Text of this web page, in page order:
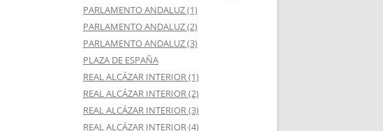
PARLAMENTO ANDALUZ (1)
PARLAMENTO ANDALUZ (2)
PARLAMENTO ANDALUZ (3)
PLAZA DE ESPAÑA
REAL ALCÁZAR INTERIOR (1)
REAL ALCÁZAR INTERIOR (2)
REAL ALCÁZAR INTERIOR (3)
REAL ALCÁZAR INTERIOR (4)